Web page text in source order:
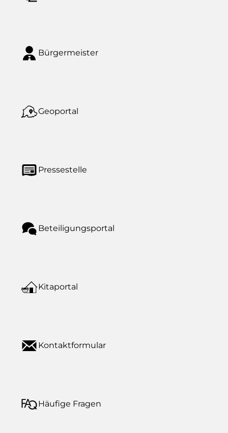
Bürgermeister
Geoportal
Pressestelle
Beteiligungsportal
Kitaportal
Kontaktformular
Häufige Fragen